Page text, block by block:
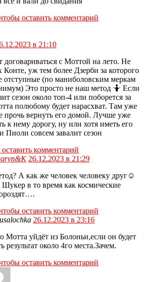
оставить комментарий
в 21:10
договариваться с Моттой на лето. Не
уж тем более Дзерби за которого
отступные (по маниболовским меркам
Это просто не наш метод 🤷 Если
сезон около топ-4 или поборется за
полюбому будет нарасхват. Там уже
вернуть его домой. Лучше уже
к нему дорогу, ну или хотя иметь его
Пиоли совсем завалит сезон
комментарий
26.12.2023 в 21:29
А как же человек человеку друг☺
в то время как космические
оставить комментарий
26.12.2023 в 23:16
Мотта уйдёт из Болоньи,если он будет
результат около 4го места.Зачем.
оставить комментарий